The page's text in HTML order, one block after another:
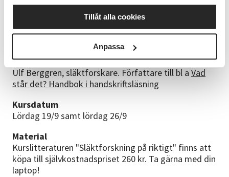
Tillåt alla cookies
Anpassa
• Användning av datorn som hjälpmedel vid forskning
• Resultatet. Vigsel- och dödböcker.
• Äldre kyrkböcker. - Bouppteckningar. Domböcker.
Kursledare
Ulf Berggren, släktforskare. Författare till bl a Vad
står det? Handbok i handskriftsläsning
Kursdatum
Lördag 19/9 samt lördag 26/9
Material
Kurslitteraturen "Släktforskning på riktigt" finns att
köpa till självkostnadspriset 260 kr. Ta gärna med din
laptop!